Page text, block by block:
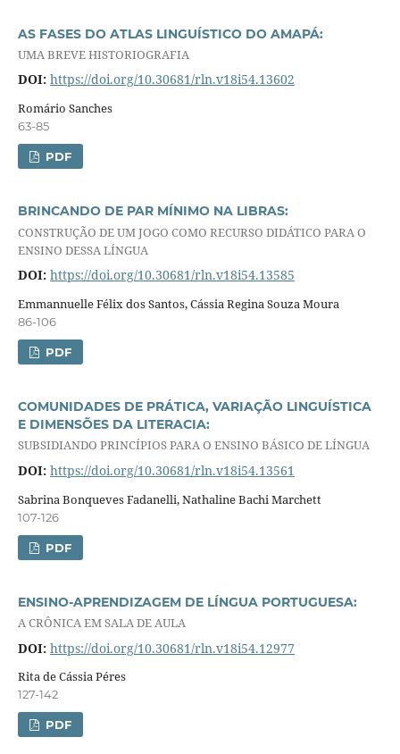
AS FASES DO ATLAS LINGUÍSTICO DO AMAPÁ:
UMA BREVE HISTORIOGRAFIA
DOI: https://doi.org/10.30681/rln.v18i54.13602
Romário Sanches
63-85
PDF
BRINCANDO DE PAR MÍNIMO NA LIBRAS:
CONSTRUÇÃO DE UM JOGO COMO RECURSO DIDÁTICO PARA O
ENSINO DESSA LÍNGUA
DOI: https://doi.org/10.30681/rln.v18i54.13585
Emmannuelle Félix dos Santos, Cássia Regina Souza Moura
86-106
PDF
COMUNIDADES DE PRÁTICA, VARIAÇÃO LINGUÍSTICA
E DIMENSÕES DA LITERACIA:
SUBSIDIANDO PRINCÍPIOS PARA O ENSINO BÁSICO DE LÍNGUA
DOI: https://doi.org/10.30681/rln.v18i54.13561
Sabrina Bonqueves Fadanelli, Nathaline Bachi Marchett
107-126
PDF
ENSINO-APRENDIZAGEM DE LÍNGUA PORTUGUESA:
A CRÔNICA EM SALA DE AULA
DOI: https://doi.org/10.30681/rln.v18i54.12977
Rita de Cássia Péres
127-142
PDF